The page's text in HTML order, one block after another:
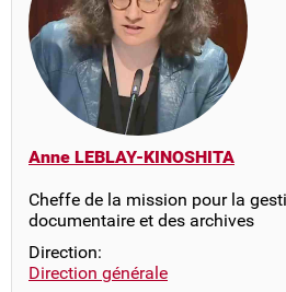
Anne LEBLAY-KINOSHITA
Cheffe de la mission pour la
documentaire et des archives
Direction:
Direction générale